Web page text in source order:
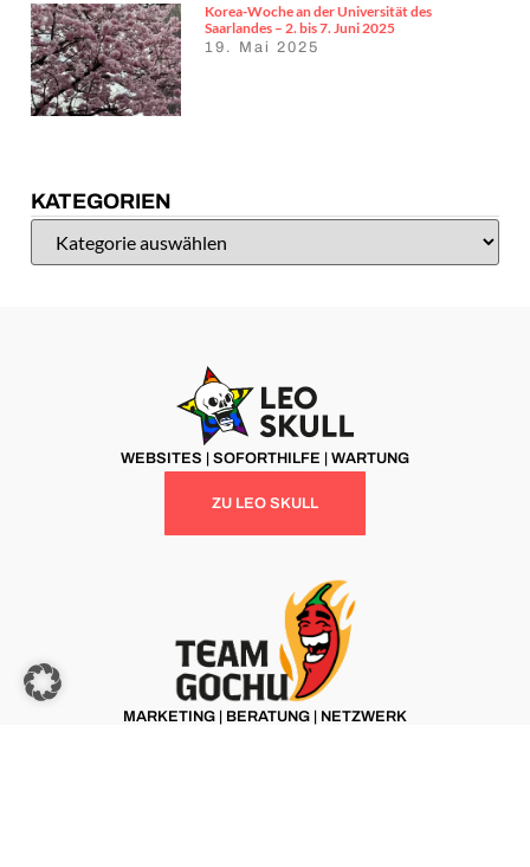
Korea-Woche an der Universität des
Saarlandes – 2. bis 7. Juni 2025
19. Mai 2025
KATEGORIEN
WEBSITES | SOFORTHILFE | WARTUNG
ZU LEO SKULL
MARKETING | BERATUNG | NETZWERK